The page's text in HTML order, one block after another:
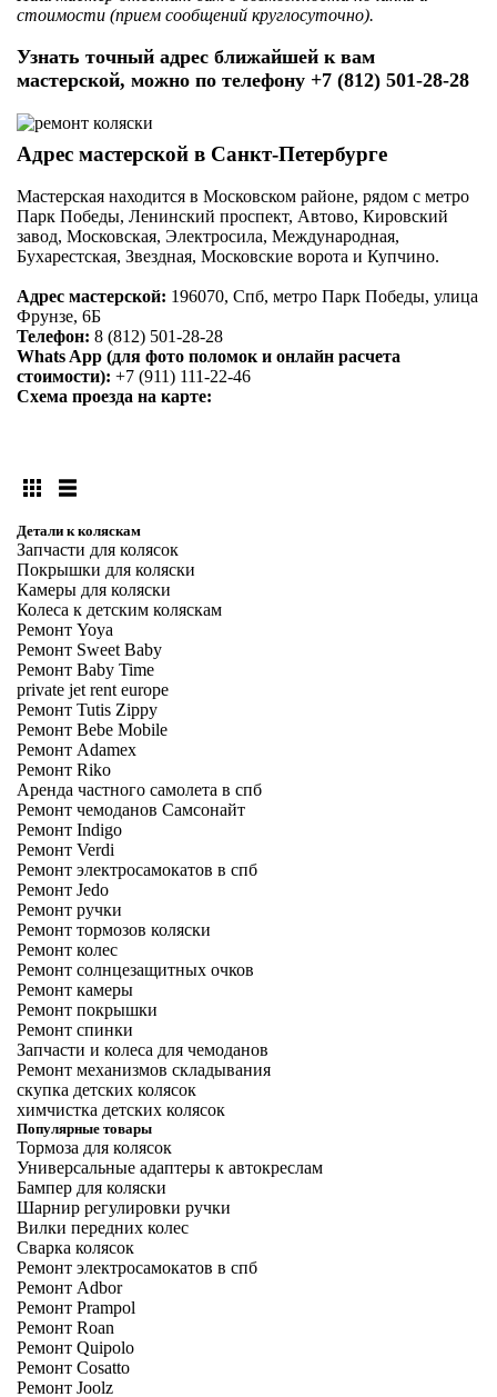
стоимости (прием сообщений круглосуточно).
Узнать точный адрес ближайшей к вам
мастерской, можно по телефону +7 (812) 501-28-28
Адрес мастерской в Санкт-Петербурге
Мастерская находится в Московском районе, рядом с метро
Парк Победы, Ленинский проспект, Автово, Кировский
завод, Московская, Электросила, Международная,
Бухарестская, Звездная, Московские ворота и Купчино.
Адрес мастерской: 196070, Спб, метро Парк Победы, улица
Фрунзе, 6Б
Телефон: 8 (812) 501-28-28
Whats App (для фото поломок и онлайн расчета
стоимости): +7 (911) 111-22-46
Схема проезда на карте:
Детали к коляскам
Запчасти для колясок
Покрышки для коляски
Камеры для коляски
Колеса к детским коляскам
Ремонт Yoya
Ремонт Sweet Baby
Ремонт Baby Time
private jet rent europe
Ремонт Tutis Zippy
Ремонт Bebe Mobile
Ремонт Adamex
Ремонт Riko
Аренда частного самолета в спб
Ремонт чемоданов Самсонайт
Ремонт Indigo
Ремонт Verdi
Ремонт электросамокатов в спб
Ремонт Jedo
Ремонт ручки
Ремонт тормозов коляски
Ремонт колес
Ремонт солнцезащитных очков
Ремонт камеры
Ремонт покрышки
Ремонт спинки
Запчасти и колеса для чемоданов
Ремонт механизмов складывания
скупка детских колясок
xимчистка детских колясок
Популярные товары
Тормоза для колясок
Универсальные адаптеры к автокреслам
Бампер для коляски
Шарнир регулировки ручки
Вилки передних колес
Сварка колясок
Ремонт электросамокатов в спб
Ремонт Adbor
Ремонт Prampol
Ремонт Roan
Ремонт Quipolo
Ремонт Cosatto
Ремонт Joolz